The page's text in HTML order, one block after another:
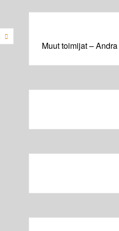
Muut toimijat –